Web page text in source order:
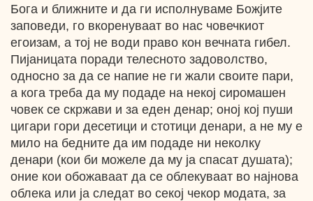
Бога и ближните и да ги исполнуваме Божјите
заповеди, го вкоренуваат во нас човечкиот
егоизам, а тој не води право кон вечната гибел.
Пијаницата поради телесното задоволство,
односно за да се напие не ги жали своите пари,
а кога треба да му подаде на некој сиромашен
човек се скржави и за еден денар; оној кој пуши
цигари гори десетици и стотици денари, а не му е
мило на бедните да им подаде ни неколку
денари (кои би можеле да му ја спасат душата);
оние кои обожаваат да се облекуваат во најнова
облека или ја следат во секој чекор модата, за